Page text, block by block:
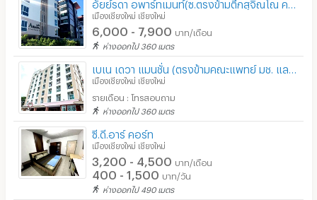
เมืองเชียงใหม่ เชียงใหม่
6,000 - 7,900 บาท/เดือน
ห่างออกไป 360 เมตร
เมืองเชียงใหม่ เชียงใหม่
รายเดือน : โทรสอบถาม
ห่างออกไป 360 เมตร
ซี.ดี.อาร์ คอร์ท
เมืองเชียงใหม่ เชียงใหม่
3,200 - 4,500 บาท/เดือน
400 - 1,500 บาท/วัน
ห่างออกไป 490 เมตร